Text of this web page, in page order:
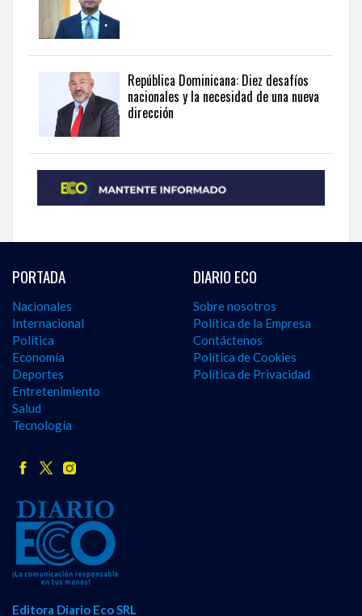
República Dominicana: Diez desafíos
nacionales y la necesidad de una nueva
dirección
PORTADA
Nacionales
Internacional
Política
Economía
Deportes
Entretenimiento
Salud
Tecnología
DIARIO ECO
Sobre nosotros
Política de la Empresa
Contáctenos
Política de Cookies
Política de Privacidad
Editora Diario Eco SRL